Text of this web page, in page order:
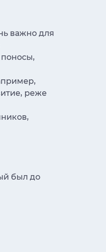
важно для
реже
был до